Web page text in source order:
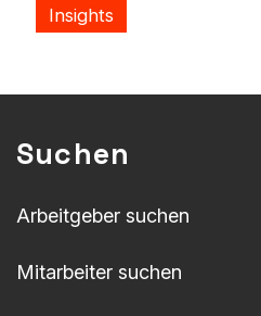
Insights
Suchen
Arbeitgeber suchen
Mitarbeiter suchen